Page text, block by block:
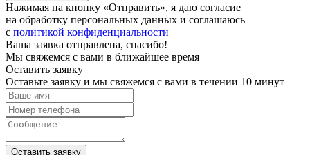
Нажимая на кнопку «Отправить», я даю согласие
на обработку персональных данных и соглашаюсь
c политикой конфиденциальности
Ваша заявка отправлена, спасибо!
Мы свяжемся с вами в ближайшее время
Оставить заявку
Оставьте заявку и мы свяжемся с вами в течении 10 минут
Оставить заявку